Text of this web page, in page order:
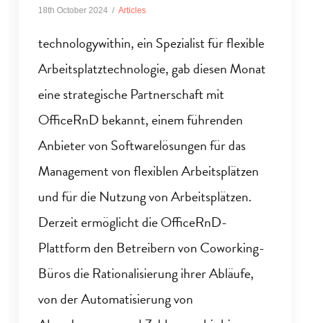
18th October 2024 Articles
technologywithin, ein Spezialist für flexible
Arbeitsplatztechnologie, gab diesen Monat
eine strategische Partnerschaft mit
OfficeRnD bekannt, einem führenden
Anbieter von Softwarelösungen für das
Management von flexiblen Arbeitsplätzen
und für die Nutzung von Arbeitsplätzen.
Derzeit ermöglicht die OfficeRnD-
Plattform den Betreibern von Coworking-
Büros die Rationalisierung ihrer Abläufe,
von der Automatisierung von